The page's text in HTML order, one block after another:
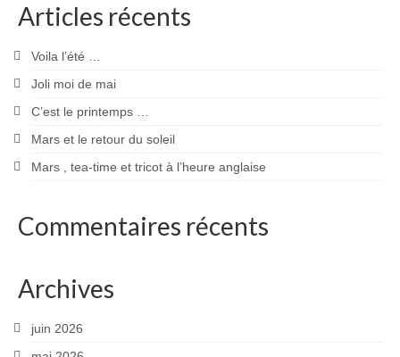
Articles récents
Voila l’été …
Joli moi de mai
C’est le printemps …
Mars et le retour du soleil
Mars , tea-time et tricot à l’heure anglaise
Commentaires récents
Archives
juin 2026